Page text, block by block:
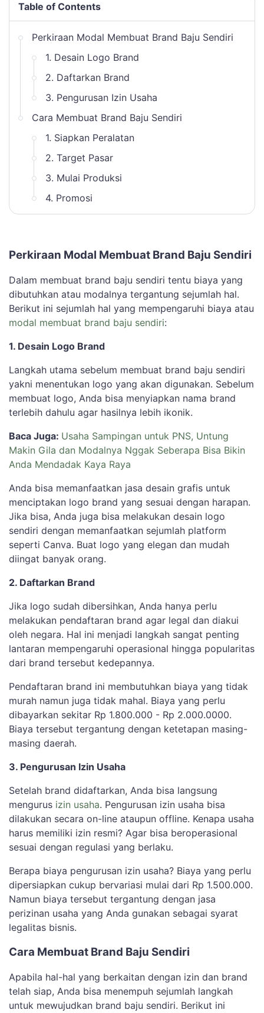
Table of Contents
Perkiraan Modal Membuat Brand Baju Sendiri
1. Desain Logo Brand
2. Daftarkan Brand
3. Pengurusan Izin Usaha
Cara Membuat Brand Baju Sendiri
1. Siapkan Peralatan
2. Target Pasar
3. Mulai Produksi
4. Promosi
Perkiraan Modal Membuat Brand Baju Sendiri
Dalam membuat brand baju sendiri tentu biaya yang
dibutuhkan atau modalnya tergantung sejumlah hal.
Berikut ini sejumlah hal yang mempengaruhi biaya atau
modal membuat brand baju sendiri:
1. Desain Logo Brand
Langkah utama sebelum membuat brand baju sendiri
yakni menentukan logo yang akan digunakan. Sebelum
membuat logo, Anda bisa menyiapkan nama brand
terlebih dahulu agar hasilnya lebih ikonik.
Baca Juga: Usaha Sampingan untuk PNS, Untung
Makin Gila dan Modalnya Nggak Seberapa Bisa Bikin
Anda Mendadak Kaya Raya
Anda bisa memanfaatkan jasa desain grafis untuk
menciptakan logo brand yang sesuai dengan harapan.
Jika bisa, Anda juga bisa melakukan desain logo
sendiri dengan memanfaatkan sejumlah platform
seperti Canva. Buat logo yang elegan dan mudah
diingat banyak orang.
2. Daftarkan Brand
Jika logo sudah dibersihkan, Anda hanya perlu
melakukan pendaftaran brand agar legal dan diakui
oleh negara. Hal ini menjadi langkah sangat penting
lantaran mempengaruhi operasional hingga popularitas
dari brand tersebut kedepannya.
Pendaftaran brand ini membutuhkan biaya yang tidak
murah namun juga tidak mahal. Biaya yang perlu
dibayarkan sekitar Rp 1.800.000 - Rp 2.000.0000.
Biaya tersebut tergantung dengan ketetapan masing-
masing daerah.
3. Pengurusan Izin Usaha
Setelah brand didaftarkan, Anda bisa langsung
mengurus izin usaha. Pengurusan izin usaha bisa
dilakukan secara on-line ataupun offline. Kenapa usaha
harus memiliki izin resmi? Agar bisa beroperasional
sesuai dengan regulasi yang berlaku.
Berapa biaya pengurusan izin usaha? Biaya yang perlu
dipersiapkan cukup bervariasi mulai dari Rp 1.500.000.
Namun biaya tersebut tergantung dengan jasa
perizinan usaha yang Anda gunakan sebagai syarat
legalitas bisnis.
Cara Membuat Brand Baju Sendiri
Apabila hal-hal yang berkaitan dengan izin dan brand
telah siap, Anda bisa menempuh sejumlah langkah
untuk mewujudkan brand baju sendiri. Berikut ini